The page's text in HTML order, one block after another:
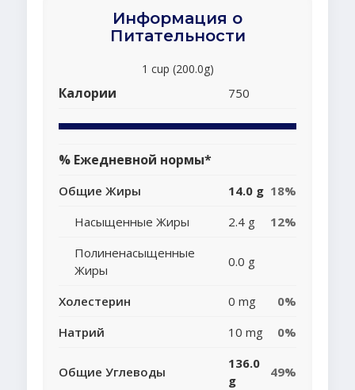
Информация о
Питательности
1 cup (200.0g)
Калории 750
% Ежедневной нормы*
Общие Жиры 14.0 g 18%
Насыщенные Жиры
2.4 g
12%
Полиненасыщенные
Жиры
0.0 g
Холестерин 0 mg
0%
Натрий
10 mg 0%
Общие Углеводы
136.0
g
49%